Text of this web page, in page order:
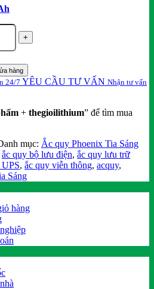
hàng
24/7 YÊU CẦU TƯ VẤN Nhận tư vấn
+ thegioilithium” để tìm mua
mục: Ắc quy Phoenix Tia Sáng
ắc quy bộ lưu điện, ắc quy lưu trữ
, ắc quy viễn thông, acquy,
Sáng
hàng